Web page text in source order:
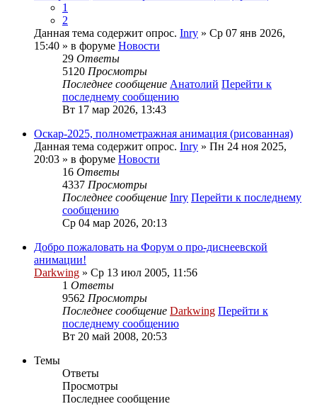
1
2
Данная тема содержит опрос. Inry » Ср 07 янв 2026,
15:40 » в форуме Новости
29 Ответы
5120 Просмотры
Последнее сообщение Анатолий Перейти к
последнему сообщению
Вт 17 мар 2026, 13:43
Оскар-2025, полнометражная анимация (рисованная)
Данная тема содержит опрос. Inry » Пн 24 ноя 2025,
20:03 » в форуме Новости
16 Ответы
4337 Просмотры
Последнее сообщение Inry Перейти к последнему
сообщению
Ср 04 мар 2026, 20:13
Добро пожаловать на Форум о про-диснеевской
анимации!
Darkwing » Ср 13 июл 2005, 11:56
1 Ответы
9562 Просмотры
Последнее сообщение Darkwing Перейти к
последнему сообщению
Вт 20 май 2008, 20:53
Темы
Ответы
Просмотры
Последнее сообщение